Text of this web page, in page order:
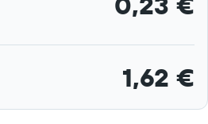
1,62 €